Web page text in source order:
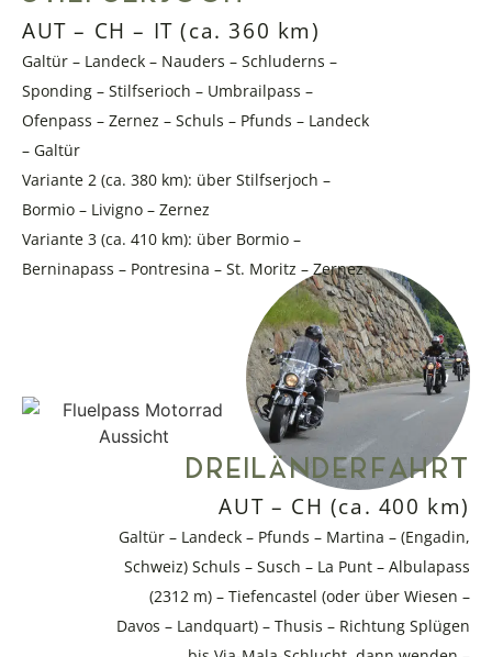
AUT – CH – IT (ca. 360 km)
Galtür – Landeck – Nauders – Schluderns –
Sponding – Stilfserioch – Umbrailpass –
Ofenpass – Zernez – Schuls – Pfunds – Landeck
– Galtür
Variante 2 (ca. 380 km): über Stilfserjoch –
Bormio – Livigno – Zernez
Variante 3 (ca. 410 km): über Bormio –
Berninapass – Pontresina – St. Moritz – Zernez
Galtür – Landeck – Pfunds – Martina – (Engadin,
Schweiz) Schuls – Susch – La Punt – Albulapass
(2312 m) – Tiefencastel (oder über Wiesen –
Davos – Landquart) – Thusis – Richtung Splügen
DREILÄNDERFAHRT
AUT – CH (ca. 400 km)